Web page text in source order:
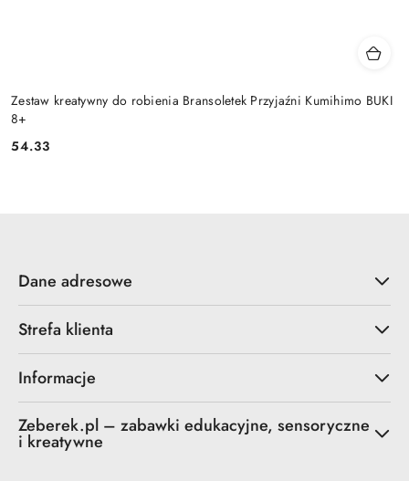
Zestaw kreatywny do robienia Bransoletek Przyjaźni Kumihimo BUKI
8+
Cena:
54.33
Dane adresowe
Strefa klienta
Informacje
Zeberek.pl – zabawki edukacyjne, sensoryczne
i kreatywne